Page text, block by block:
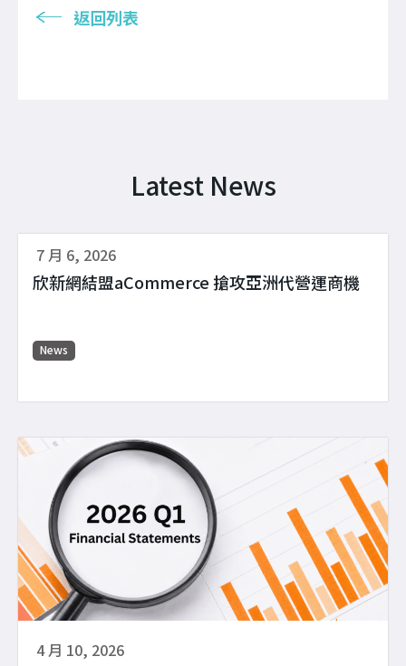
返回列表
Latest News
News
欣新網結盟aCommerce 搶攻亞洲代營運商機
7 月 6, 2026
4 月 10, 2026